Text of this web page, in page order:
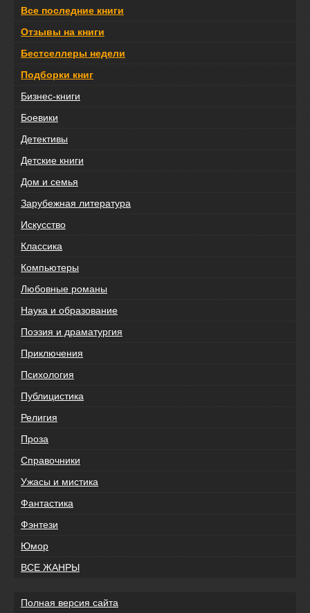
Все последние книги
Отзывы на книги
Бестселлеры недели
Подборки книг
Бизнес-книги
Боевики
Детективы
Детские книги
Дом и семья
Зарубежная литература
Искусство
Классика
Компьютеры
Любовные романы
Наука и образование
Поэзия и драматургия
Приключения
Психология
Публицистика
Религия
Проза
Справочники
Ужасы и мистика
Фантастика
Фэнтези
Юмор
ВСЕ ЖАНРЫ
Полная версия сайта